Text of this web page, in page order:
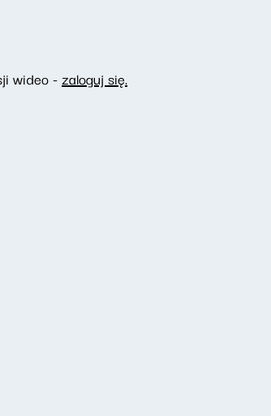
wideo -zaloguj się.